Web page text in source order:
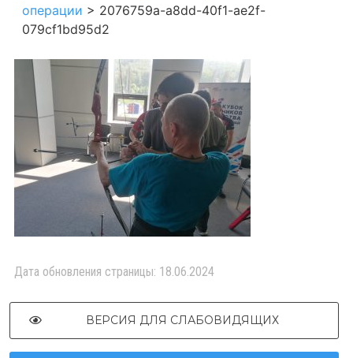
операции > 2076759a-a8dd-40f1-ae2f-
079cf1bd95d2
Дата обновления страницы: 18.06.2024
ВЕРСИЯ ДЛЯ СЛАБОВИДЯЩИХ